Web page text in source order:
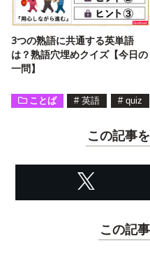
3つの熟語に共通する英単語
は？熟語穴埋めクイズ【今日の
一問】
ことば # 英語 # quiz
この記事
この記